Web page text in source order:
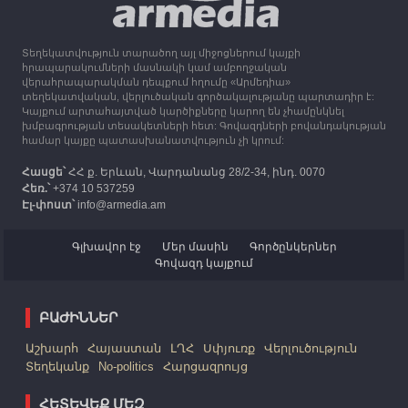
ստեռլինգ կհատկացնի՝ աջակցելու Լեռնային
Ղարաբաղից բռնի տեղահանվածներին
12:25 30.09.2023
Հայաստան է ժամանել բռնի տեղահանված 100
հազար 417 արցախցի
Տեղեկատվություն տարածող այլ միջոցներում կայքի
հրապարակումների մասնակի կամ ամբողջական
վերահրապարակման դեպքում հղումը «Արմեդիա»
տեղեկատվական, վերլուծական գործակալությանը պարտադիր է:
Կայքում արտահայտված կարծիքները կարող են չհամընկնել
խմբագրության տեսակետների հետ: Գովազդների բովանդակության
համար կայքը պատասխանատվություն չի կրում:
Հասցե՝ՀՀ ք. Երևան, Վարդանանց 28/2-34, ինդ. 0070
Հեռ.՝+374 10 537259
Էլ-փոստ՝info@armedia.am
Գլխավոր էջ Մեր մասին
Գործընկերներ
Գովազդ կայքում
ԲԱԺԻՆՆԵՐ
Աշխարհ Հայաստան ԼՂՀ Սփյուռք
Վերլուծություն
Տեղեկանք
No-politics Հարցազրույց
ՀԵՏԵՎԵՔ ՄԵԶ